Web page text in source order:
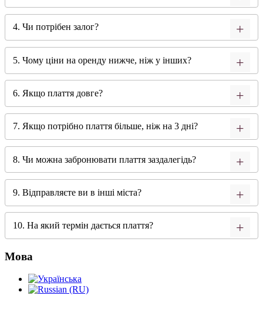
4. Чи потрібен залог?
5. Чому ціни на оренду нижче, ніж у інших?
6. Якщо плаття довге?
7. Якщо потрібно плаття більше, ніж на 3 дні?
8. Чи можна забронювати плаття заздалегідь?
9. Відправляєте ви в інші міста?
10. На який термін дається плаття?
Мова